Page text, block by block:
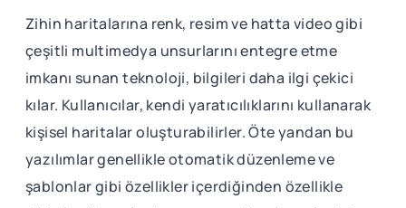
Zihin haritalarına renk, resim ve hatta video gibi
çeşitli multimedya unsurlarını entegre etme
imkanı sunan teknoloji, bilgileri daha ilgi çekici
kılar. Kullanıcılar, kendi yaratıcılıklarını kullanarak
kişisel haritalar oluşturabilirler. Öte yandan bu
yazılımlar genellikle otomatik düzenleme ve
şablonlar gibi özellikler içerdiğinden özellikle